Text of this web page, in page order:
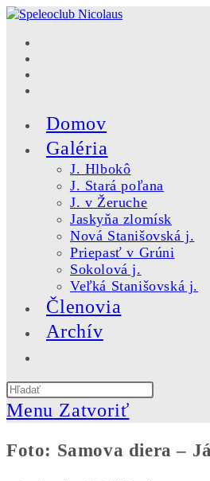
Skip
content
Domov
Galéria
J. Hlbokô
J. Stará poľana
J. v Žeruche
Jaskyňa zlomísk
Nová Stanišovská j.
Priepasť v Grúni
Sokolová j.
Veľká Stanišovská j.
Členovia
Archív
website
search
the
Menu Zatvoriť
Foto: Samova diera –